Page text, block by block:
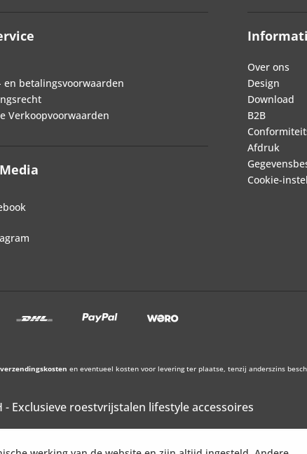
en betalingsvoorwaarden
Verkoopvoorwaarden
Over ons
Design
Download
B2B
Afdruk
Cookie-
verzendingskosten en eventueel kosten voor levering ter plaatse, tenzij anderszins
- Exclusieve roestvrijstalen lifestyle accessoires